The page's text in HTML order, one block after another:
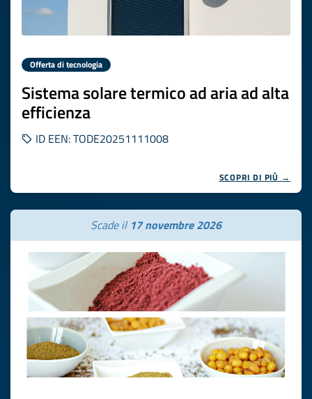
Offerta di tecnologia
Sistema solare termico ad aria ad alta
efficienza
ID EEN: TODE20251111008
SCOPRI DI PIÙ →
Scade il 17 novembre 2026